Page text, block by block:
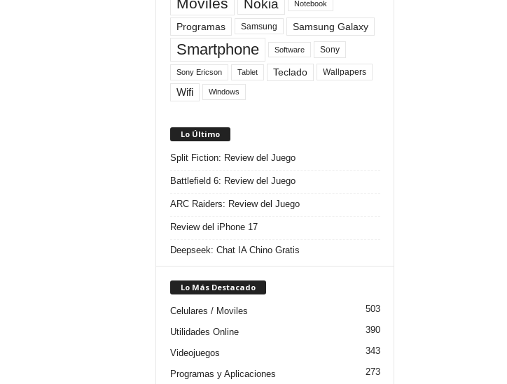
Nokia Notebook
Programas Samsung Samsung Galaxy
Smartphone Software Sony
Sony Ericson Tablet Teclado Wallpapers
Wifi Windows
Lo Último
Split Fiction: Review del Juego
Battlefield 6: Review del Juego
ARC Raiders: Review del Juego
Review del iPhone 17
Deepseek: Chat IA Chino Gratis
Lo Más Destacado
Celulares / Moviles 503
Utilidades Online 390
Videojuegos 343
Programas y Aplicaciones 273